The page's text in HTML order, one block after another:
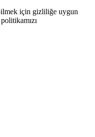
için gizliliğe uygun